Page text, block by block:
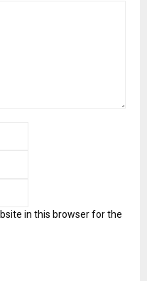
in this browser for the